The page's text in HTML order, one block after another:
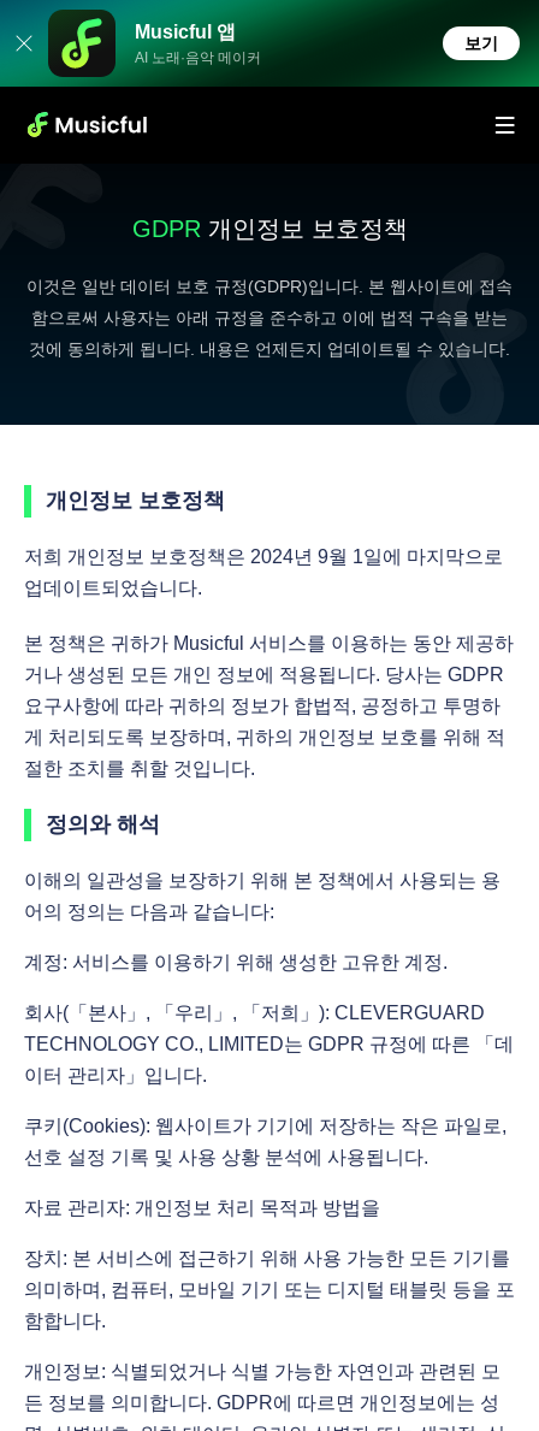
Musicful 앱
AI 노래·음악 메이커
보기
GDPR 개인정보 보호정책
이것은 일반 데이터 보호 규정(GDPR)입니다. 본 웹사이트에 접속
함으로써 사용자는 아래 규정을 준수하고 이에 법적 구속을 받는
것에 동의하게 됩니다. 내용은 언제든지 업데이트될 수 있습니다.
개인정보 보호정책
저희 개인정보 보호정책은 2024년 9월 1일에 마지막으로
업데이트되었습니다.
본 정책은 귀하가 Musicful 서비스를 이용하는 동안 제공하
거나 생성된 모든 개인 정보에 적용됩니다. 당사는 GDPR
요구사항에 따라 귀하의 정보가 합법적, 공정하고 투명하
게 처리되도록 보장하며, 귀하의 개인정보 보호를 위해 적
절한 조치를 취할 것입니다.
정의와 해석
이해의 일관성을 보장하기 위해 본 정책에서 사용되는 용
어의 정의는 다음과 같습니다:
계정: 서비스를 이용하기 위해 생성한 고유한 계정.
회사(「본사」, 「우리」, 「저희」): CLEVERGUARD
TECHNOLOGY CO., LIMITED는 GDPR 규정에 따른 「데
이터 관리자」입니다.
쿠키(Cookies): 웹사이트가 기기에 저장하는 작은 파일로,
선호 설정 기록 및 사용 상황 분석에 사용됩니다.
자료 관리자: 개인정보 처리 목적과 방법을
장치: 본 서비스에 접근하기 위해 사용 가능한 모든 기기를
의미하며, 컴퓨터, 모바일 기기 또는 디지털 태블릿 등을 포
함합니다.
개인정보: 식별되었거나 식별 가능한 자연인과 관련된 모
든 정보를 의미합니다. GDPR에 따르면 개인정보에는 성